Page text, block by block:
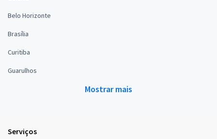
Belo Horizonte
Brasília
Curitiba
Guarulhos
Mostrar mais
Serviços